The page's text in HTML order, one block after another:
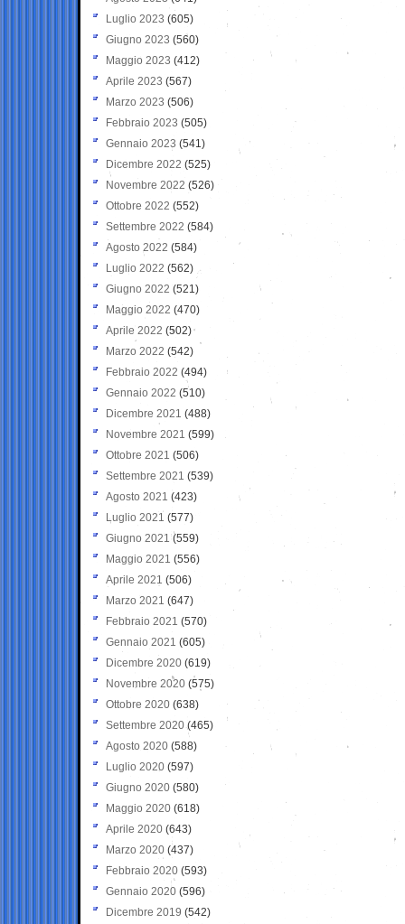
Luglio 2023 (605)
Giugno 2023 (560)
Maggio 2023 (412)
Aprile 2023 (567)
Marzo 2023 (506)
Febbraio 2023 (505)
Gennaio 2023 (541)
Dicembre 2022 (525)
Novembre 2022 (526)
Ottobre 2022 (552)
Settembre 2022 (584)
Agosto 2022 (584)
Luglio 2022 (562)
Giugno 2022 (521)
Maggio 2022 (470)
Aprile 2022 (502)
Marzo 2022 (542)
Febbraio 2022 (494)
Gennaio 2022 (510)
Dicembre 2021 (488)
Novembre 2021 (599)
Ottobre 2021 (506)
Settembre 2021 (539)
Agosto 2021 (423)
Luglio 2021 (577)
Giugno 2021(559)
Maggio 2021 (556)
Aprile 2021 (506)
Marzo 2021 (647)
Febbraio 2021 (570)
Gennaio 2021 (605)
Dicembre 2020 (619)
Novembre 2020 (575)
Ottobre 2020 (638)
Settembre 2020(465)
Agosto 2020 (588)
Luglio 2020 (597)
Giugno 2020 (580)
Maggio 2020 (618)
Aprile 2020 (643)
Marzo 2020 (437)
Febbraio 2020 (593)
Gennaio 2020 (596)
Dicembre 2019 (542)